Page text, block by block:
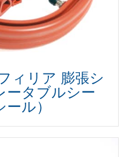
ィリア 膨張シ
ータブルシー
ル）